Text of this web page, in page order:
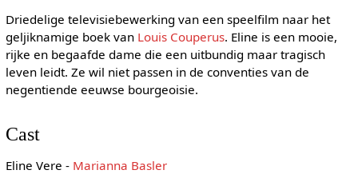
Driedelige televisiebewerking van een speelfilm naar het
geljiknamige boek van Louis Couperus. Eline is een mooie,
rijke en begaafde dame die een uitbundig maar tragisch
leven leidt. Ze wil niet passen in de conventies van de
negentiende eeuwse bourgeoisie.
Cast
Eline Vere - Marianna Basler